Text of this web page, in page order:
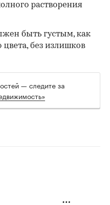
растворения
быть густым, как
цвета, без излишков
— следите за